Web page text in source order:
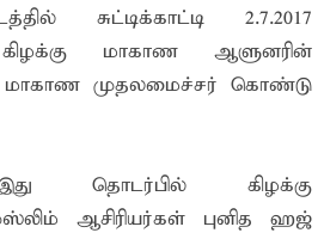
சுட்டிக்காட்டி 2.7.2017
கிழக்கு மாகாண ஆளுனரின்
மாகாண முதலமைச்சர் கொண்டு
தொடர்பில் கிழக்கு
ஆசிரியர்கள் புனித ஹஜ்